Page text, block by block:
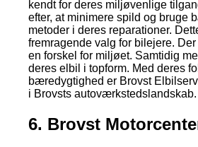
kendt for deres miljøvenlige
efter, at minimere spild og bruge
metoder i deres reparationer.
fremragende valg for bilejere.
en forskel for miljøet. Samtidig
deres elbil i topform. Med deres
bæredygtighed er Brovst
i Brovsts autoværkstedslandskab.
6. Brovst